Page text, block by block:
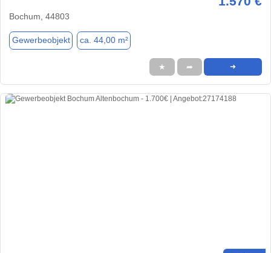
Bochum, 44803
Gewerbeobjekt ca. 44,00 m²
★ ➦ ➜